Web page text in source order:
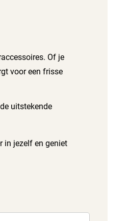
Of je
voor een frisse
uitstekende
in jezelf en geniet